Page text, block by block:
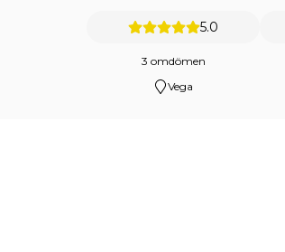
5.0
3 omdömen
Vega